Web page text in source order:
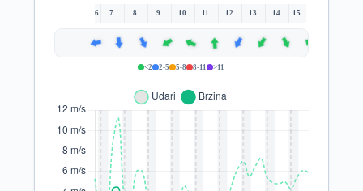
6. 7. 8. 9. 10. 11. 12. 13. 14. 15.